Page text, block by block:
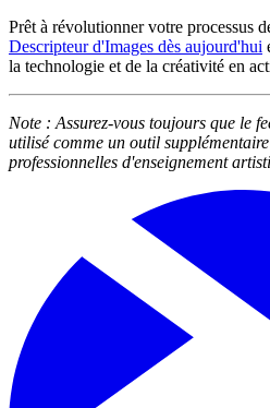
Prêt à révolutionner votre processus
Descripteur d'Images dès aujourd'hui
la technologie et de la créativité en
Note : Assurez-vous toujours que le
utilisé comme un outil
professionnelles d'enseignement